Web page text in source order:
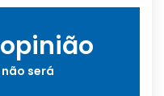
será